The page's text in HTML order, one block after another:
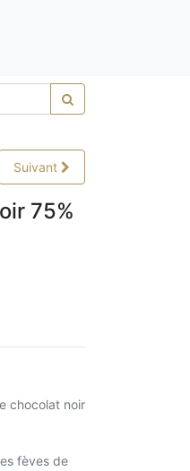
Suivant
75%
chocolat noir
fèves de